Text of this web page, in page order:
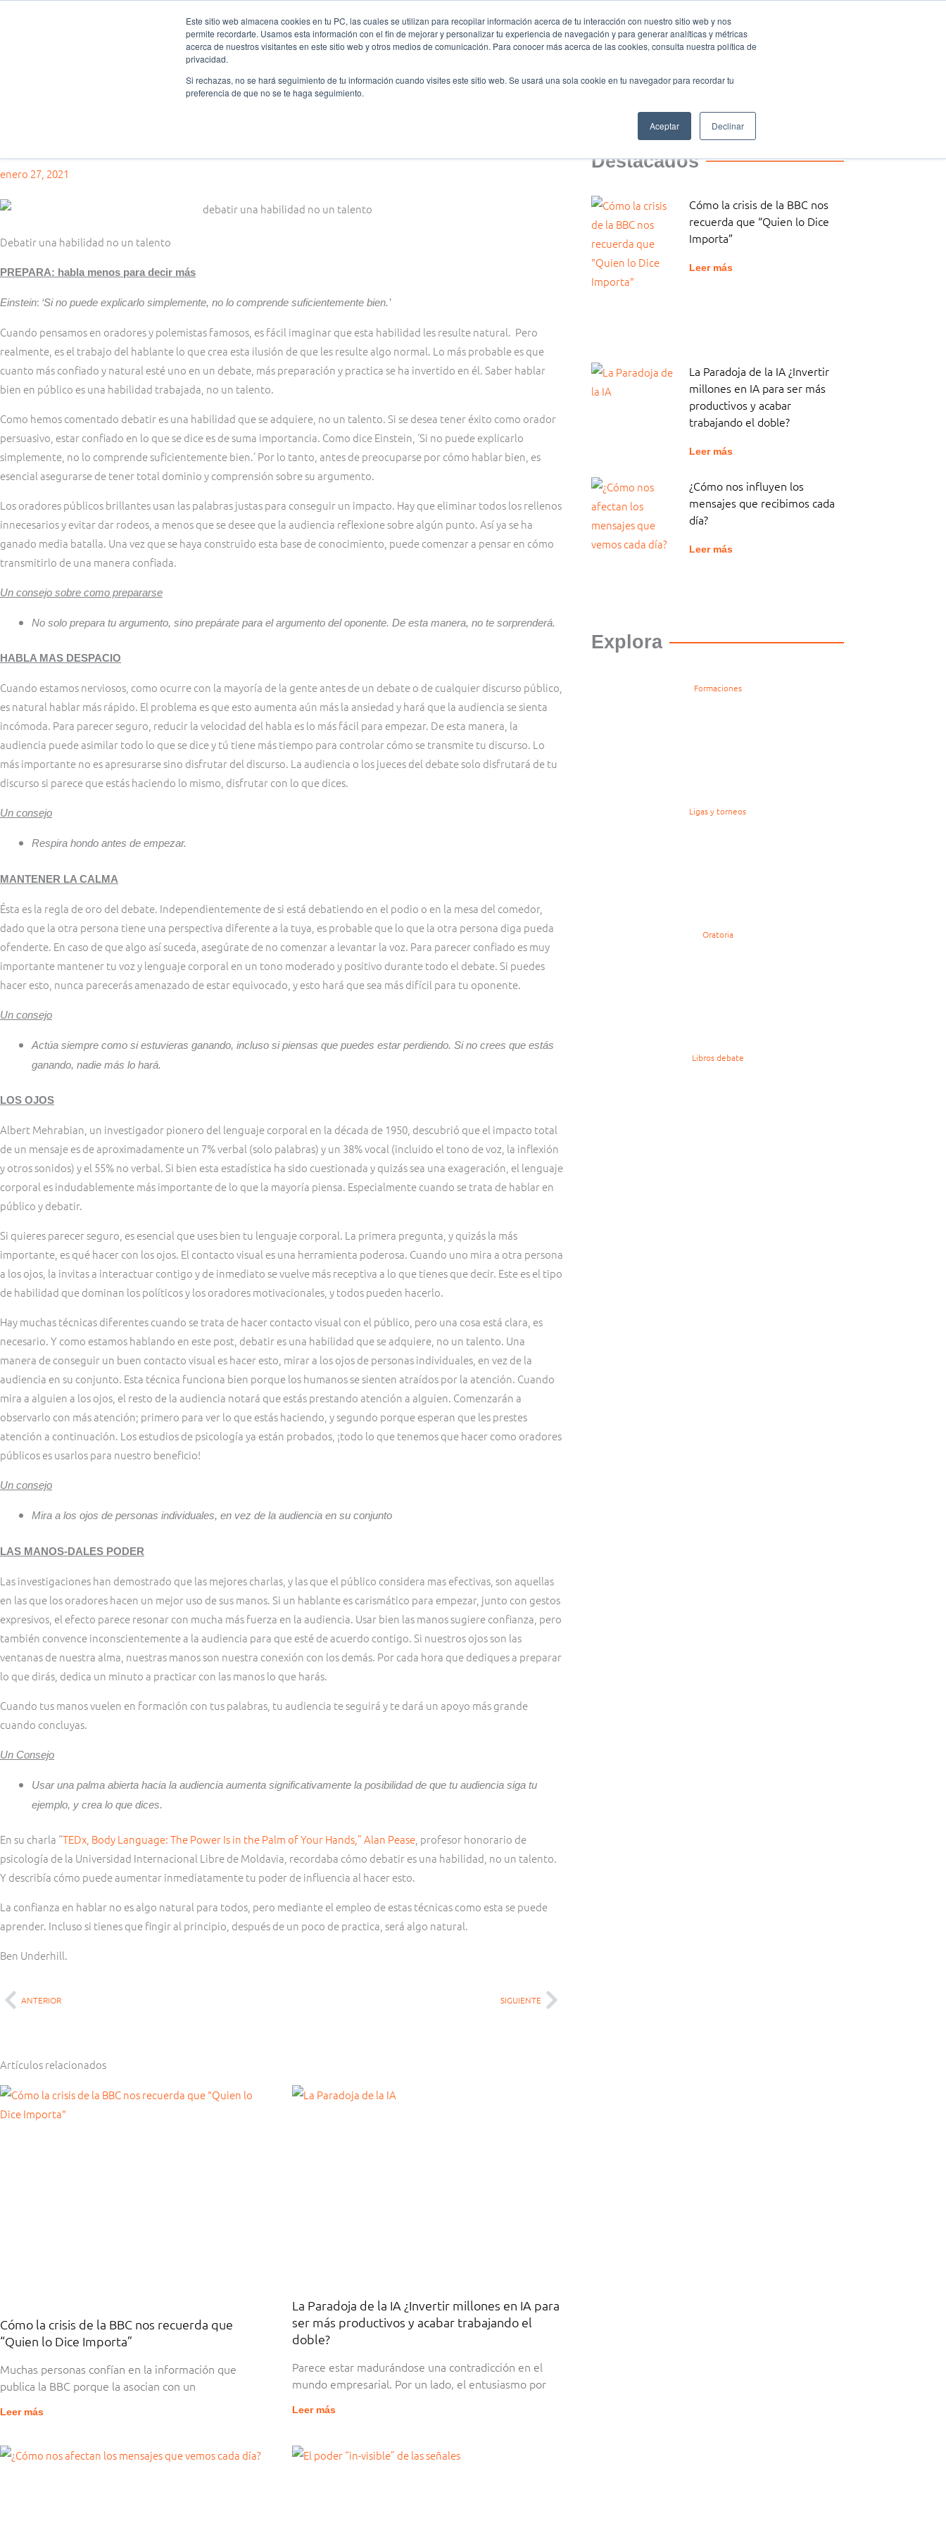
Este sitio web almacena cookies en tu PC, las cuales se utilizan para recopilar información acerca de tu interacción con nuestro sitio web y nos
permite recordarte. Usamos esta información con el fin de mejorar y personalizar tu experiencia de navegación y para generar analíticas y métricas
acerca de nuestros visitantes en este sitio web y otros medios de comunicación. Para conocer más acerca de las cookies, consulta nuestra política de
privacidad.
Si rechazas, no se hará seguimiento de tu información cuando visites este sitio web. Se usará una sola cookie en tu navegador para recordar tu
preferencia de que no se te haga seguimiento.
Aceptar Declinar
Fundación Actívate Quiénes somos Ligas y Torneos Formación Oratoria Eventos Activa-t Blog
enero 27, 2021
Debatir una habilidad no un talento
PREPARA: habla menos para decir más
Einstein: ‘Si no puede explicarlo simplemente, no lo comprende suficientemente bien.’
Cuando pensamos en oradores y polemistas famosos, es fácil imaginar que esta habilidad les resulte natural. Pero
realmente, es el trabajo del hablante lo que crea esta ilusión de que les resulte algo normal. Lo más probable es que
cuanto más confiado y natural esté uno en un debate, más preparación y practica se ha invertido en él. Saber hablar
bien en público es una habilidad trabajada, no un talento.
Como hemos comentado debatir es una habilidad que se adquiere, no un talento. Si se desea tener éxito como orador
persuasivo, estar confiado en lo que se dice es de suma importancia. Como dice Einstein, ‘Si no puede explicarlo
simplemente, no lo comprende suficientemente bien.’ Por lo tanto, antes de preocuparse por cómo hablar bien, es
esencial asegurarse de tener total dominio y comprensión sobre su argumento.
Los oradores públicos brillantes usan las palabras justas para conseguir un impacto. Hay que eliminar todos los rellenos
innecesarios y evitar dar rodeos, a menos que se desee que la audiencia reflexione sobre algún punto. Así ya se ha
ganado media batalla. Una vez que se haya construido esta base de conocimiento, puede comenzar a pensar en cómo
transmitirlo de una manera confiada.
Un consejo sobre como prepararse
No solo prepara tu argumento, sino prepárate para el argumento del oponente. De esta manera, no te sorprenderá.
HABLA MAS DESPACIO
Cuando estamos nerviosos, como ocurre con la mayoría de la gente antes de un debate o de cualquier discurso público,
es natural hablar más rápido. El problema es que esto aumenta aún más la ansiedad y hará que la audiencia se sienta
incómoda. Para parecer seguro, reducir la velocidad del habla es lo más fácil para empezar. De esta manera, la
audiencia puede asimilar todo lo que se dice y tú tiene más tiempo para controlar cómo se transmite tu discurso. Lo
más importante no es apresurarse sino disfrutar del discurso. La audiencia o los jueces del debate solo disfrutará de tu
discurso si parece que estás haciendo lo mismo, disfrutar con lo que dices.
Un consejo
Respira hondo antes de empezar.
MANTENER LA CALMA
Ésta es la regla de oro del debate. Independientemente de si está debatiendo en el podio o en la mesa del comedor,
dado que la otra persona tiene una perspectiva diferente a la tuya, es probable que lo que la otra persona diga pueda
ofenderte. En caso de que algo así suceda, asegúrate de no comenzar a levantar la voz. Para parecer confiado es muy
importante mantener tu voz y lenguaje corporal en un tono moderado y positivo durante todo el debate. Si puedes
hacer esto, nunca parecerás amenazado de estar equivocado, y esto hará que sea más difícil para tu oponente.
Un consejo
Actúa siempre como si estuvieras ganando, incluso si piensas que puedes estar perdiendo. Si no crees que estás
ganando, nadie más lo hará.
LOS OJOS
Albert Mehrabian, un investigador pionero del lenguaje corporal en la década de 1950, descubrió que el impacto total
de un mensaje es de aproximadamente un 7% verbal (solo palabras) y un 38% vocal (incluido el tono de voz, la inflexión
y otros sonidos) y el 55% no verbal. Si bien esta estadística ha sido cuestionada y quizás sea una exageración, el lenguaje
corporal es indudablemente más importante de lo que la mayoría piensa. Especialmente cuando se trata de hablar en
público y debatir.
Si quieres parecer seguro, es esencial que uses bien tu lenguaje corporal. La primera pregunta, y quizás la más
importante, es qué hacer con los ojos. El contacto visual es una herramienta poderosa. Cuando uno mira a otra persona
a los ojos, la invitas a interactuar contigo y de inmediato se vuelve más receptiva a lo que tienes que decir. Este es el tipo
de habilidad que dominan los políticos y los oradores motivacionales, y todos pueden hacerlo.
Hay muchas técnicas diferentes cuando se trata de hacer contacto visual con el público, pero una cosa está clara, es
necesario. Y como estamos hablando en este post, debatir es una habilidad que se adquiere, no un talento. Una
manera de conseguir un buen contacto visual es hacer esto, mirar a los ojos de personas individuales, en vez de la
audiencia en su conjunto. Esta técnica funciona bien porque los humanos se sienten atraídos por la atención. Cuando
mira a alguien a los ojos, el resto de la audiencia notará que estás prestando atención a alguien. Comenzarán a
observarlo con más atención; primero para ver lo que estás haciendo, y segundo porque esperan que les prestes
atención a continuación. Los estudios de psicología ya están probados, ¡todo lo que tenemos que hacer como oradores
públicos es usarlos para nuestro beneficio!
Un consejo
Mira a los ojos de personas individuales, en vez de la audiencia en su conjunto
LAS MANOS-DALES PODER
Las investigaciones han demostrado que las mejores charlas, y las que el público considera mas efectivas, son aquellas
en las que los oradores hacen un mejor uso de sus manos. Si un hablante es carismático para empezar, junto con gestos
expresivos, el efecto parece resonar con mucha más fuerza en la audiencia. Usar bien las manos sugiere confianza, pero
también convence inconscientemente a la audiencia para que esté de acuerdo contigo. Si nuestros ojos son las
ventanas de nuestra alma, nuestras manos son nuestra conexión con los demás. Por cada hora que dediques a preparar
lo que dirás, dedica un minuto a practicar con las manos lo que harás.
Cuando tus manos vuelen en formación con tus palabras, tu audiencia te seguirá y te dará un apoyo más grande
cuando concluyas.
Un Consejo
Usar una palma abierta hacia la audiencia aumenta significativamente la posibilidad de que tu audiencia siga tu
ejemplo, y crea lo que dices.
En su charla “TEDx, Body Language: The Power Is in the Palm of Your Hands,” Alan Pease , profesor honorario de
psicología de la Universidad Internacional Libre de Moldavia, recordaba cómo debatir es una habilidad, no un talento.
Y describía cómo puede aumentar inmediatamente tu poder de influencia al hacer esto.
La confianza en hablar no es algo natural para todos, pero mediante el empleo de estas técnicas como esta se puede
aprender. Incluso si tienes que fingir al principio, después de un poco de practica, será algo natural.
Ben Underhill.
AntANTERIOR SIGUIENTESiguiente
Artículos relacionados
Cómo la crisis de la BBC nos recuerda que
“Quien lo Dice Importa”
Muchas personas confían en la información que
publica la BBC porque la asocian con un
Leer más
La Paradoja de la IA ¿Invertir millones en IA para
ser más productivos y acabar trabajando el
doble?
Parece estar madurándose una contradicción en el
mundo empresarial. Por un lado, el entusiasmo por
Leer más
Página
PáginaPágina
Página
Página
Página
Página
PáginaPáginaPáginaPáginaPágina PáginaPáginaPáginaPáginaPáginaPágina
PáginaPáginaPáginaPáginaPáginaPáginaPáginaPáginaPáginaPágina PáginaPáginaPáginaPáginaPáginaPágina
Destacados
Cómo la crisis de la BBC nos
recuerda que “Quien lo Dice
Importa”
Leer más
La Paradoja de la IA ¿Invertir
millones en IA para ser más
productivos y acabar
trabajando el doble?
Leer más
¿Cómo nos influyen los
mensajes que recibimos cada
día?
Leer más
Explora
Formaciones
Ligas y torneos
Oratoria
Libros debate